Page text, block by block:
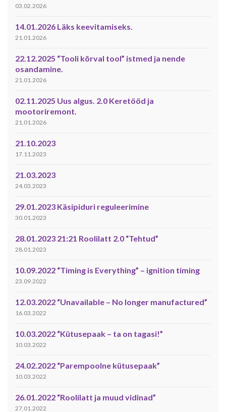
03.02.2026
14.01.2026 Läks keevitamiseks.
21.01.2026
22.12.2025 “Tooli kõrval tool” istmed ja nende
osandamine.
21.01.2026
02.11.2025 Uus algus. 2.0 Keretööd ja
mootoriremont.
21.01.2026
21.10.2023
17.11.2023
21.03.2023
24.03.2023
29.01.2023 Käsipiduri reguleerimine
30.01.2023
28.01.2023 21:21 Roolilatt 2.0 “Tehtud”
28.01.2023
10.09.2022 “Timing is Everything” – ignition timing
23.09.2022
12.03.2022 “Unavailable – No longer manufactured”
16.03.2022
10.03.2022 “Kütusepaak – ta on tagasi!”
10.03.2022
24.02.2022 “Parempoolne kütusepaak”
10.03.2022
26.01.2022 “Roolilatt ja muud vidinad”
27.01.2022